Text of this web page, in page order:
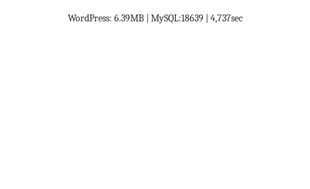
WordPress: 6.39MB | MySQL:18639 | 4,737sec